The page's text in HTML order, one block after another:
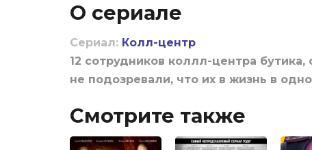
О сериале
Сериал: Колл-центр
12 сотрудников коллл-центра
не подозревали, что их в жизнь в
Смотрите также